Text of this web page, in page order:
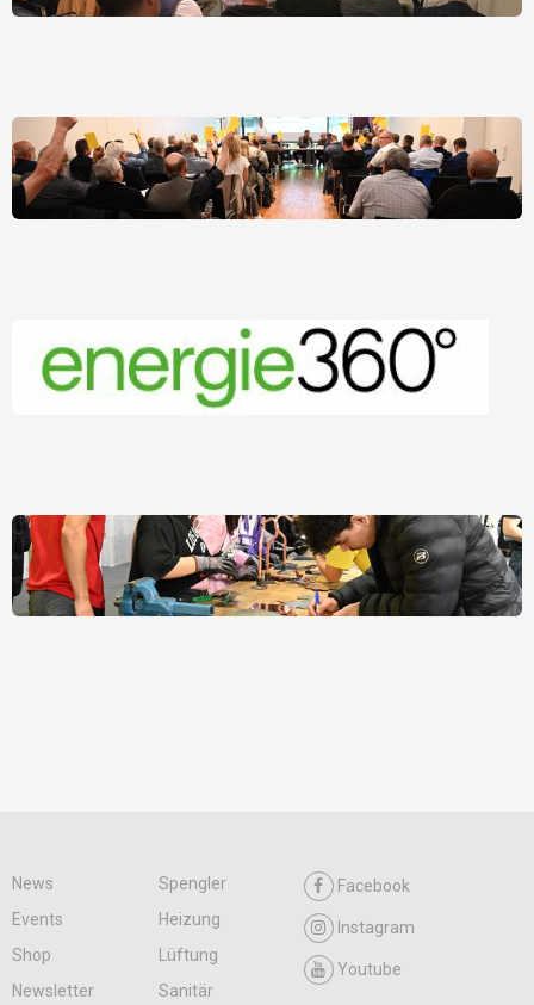
News
Spengler
Events
Heizung
Shop
Lüftung
Newsletter
Sanitär
Facebook
Instagram
Youtube